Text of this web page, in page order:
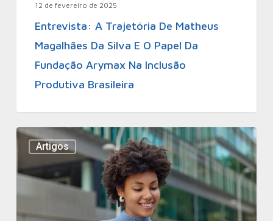
12 de fevereiro de 2025
Entrevista: A Trajetória De Matheus
Magalhães Da Silva E O Papel Da
Fundação Arymax Na Inclusão
Produtiva Brasileira
Artigos